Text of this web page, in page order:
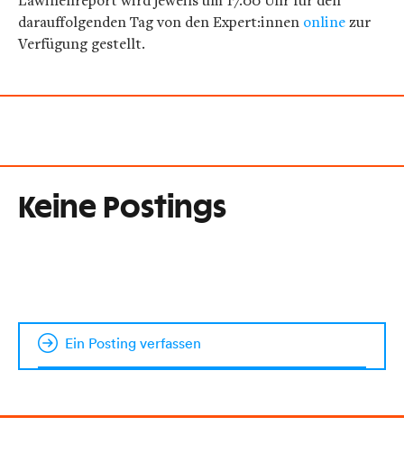
darauffolgenden Tag von den Expert:innen onlinezur
Verfügung gestellt.
Keine Postings
Ein Posting verfassen